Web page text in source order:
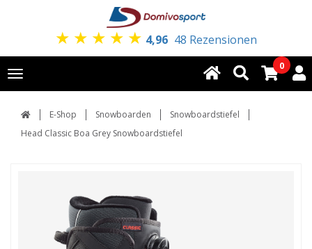
★ ★ ★ ★ ★ 4,96 48 Rezensionen
Toggle
navigation
0
E-Shop Snowboarden
Snowboardstiefel
Head Classic Boa Grey Snowboardstiefel